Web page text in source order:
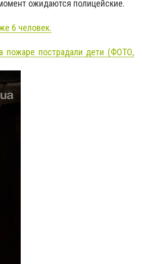
ожидаются полицейские.
6 человек.
пожаре пострадали дети (ФОТО,